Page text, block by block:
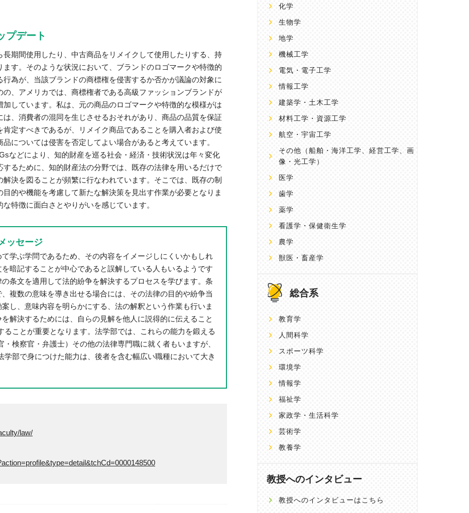
プデート
期間使用したり、中古商品をリメイクして使用したりする、持
す。そのような状況において、ブランドのロゴマークや特徴的
為が、当該ブランドの商標権を侵害するか否かが議論の対象に
、アメリカでは、商標権者である高級ファッションブランドが
しています。私は、元の商品のロゴマークや特徴的な模様がは
、消費者の混同を生じさせるおそれがあり、商品の品質を保証
定すべきであるが、リメイク商品であることを購入者および使
については侵害を否定してよい場合があると考えています。
などにより、知的財産を巡る社会・経済・技術状況は年々変化
るために、知的財産法の分野では、既存の法律を用いるだけで
決を図ることが頻繁に行なわれています。そこでは、既存の制
的や機能を考慮して新たな解決策を見出す作業が必要となりま
特徴に面白さとやりがいを感じています。
ッセージ
学ぶ学問であるため、その内容をイメージしにくいかもしれ
を暗記することが中心であると誤解している人もいるようです
条文を適用して法的紛争を解決するプロセスを学びます。条
複数の意味を導き出せる場合には、その法律の目的や紛争当
し、意味内容を明らかにする、法の解釈という作業も行いま
解決するためには、自らの見解を他人に説得的に伝えること
ことが重要となります。法学部では、これらの能力を鍛える
検察官・弁護士）その他の法律専門職に就く者もいますが、
部で身につけた能力は、後者を含む幅広い職種において大き
law/
化学
生物学
地学
機械工学
電気・電子工学
情報工学
建築学・土木工学
材料工学・資源工学
航空・宇宙工学
その他 （船舶・海洋工学、経営工学、画
像・光工学）
医学
歯学
薬学
看護学・保健衛生学
農学
獣医・畜産学
総合系
教育学
人間科学
スポーツ科学
環境学
情報学
福祉学
家政学・生活科学
芸術学
教養学
教授へのインタビュー
教授へのインタビューはこちら